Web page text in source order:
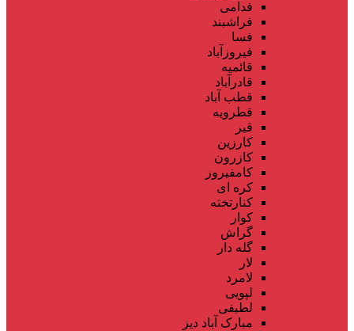
فدامی
فراشبند
فسا
فیروزآباد
قائمیه
قادرآباد
قطب آباد
قطرویه
قیر
کارزین
کازرون
کامفیروز
کره ای
کنارتخته
کوار
گراش
گله دار
لار
لامرد
لپویی
لطیفی
مبارک آباد دیز